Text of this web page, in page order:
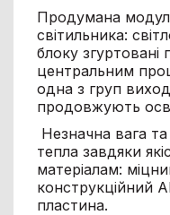
Продумана
світильника:
блоку
центральним
одна з груп
продовжують
Незначна вага
тепла завдяки
матеріалам:
конструкційний
пластина.